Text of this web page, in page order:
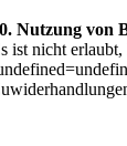
Nutzung von
ist nicht